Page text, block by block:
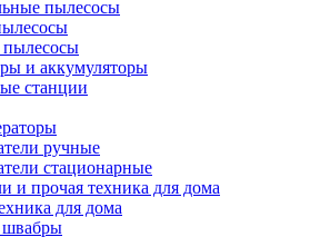
пылесосы
и аккумуляторы
станции
ручные
стационарные
и прочая техника для дома
для дома